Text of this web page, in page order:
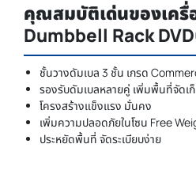
คุณสมบัติเด่นของเครื่
Dumbbell Rack
ชั้นวางดัมเบล 3 ชั้น เกรด
รองรับดัมเบลหลายคู่ เพิ่มพื้นที่จัดเ
โครงสร้างแข็งแรง มั่นคง
เพิ่มความปลอดภัยในโซน Free
ประหยัดพื้นที่ จัดระเบียบง่าย